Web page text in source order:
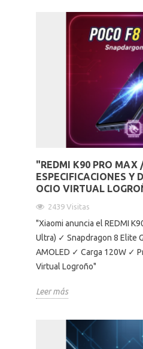
"REDMI K90 PRO MAX
ESPECIFICACIONES Y
OCIO VIRTUAL
2439 Visitas
"Xiaomi anuncia el REDMI
Ultra) ✓ Snapdragon 8 Elite
AMOLED ✓ Carga 120W ✓
Virtual Logroño"
Leer más